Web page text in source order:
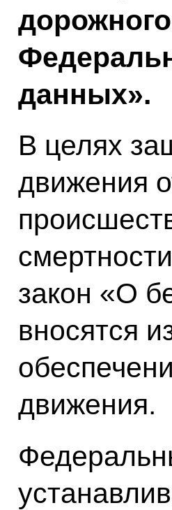
данных».
В целях
движения
закон «О
вносятся
движения.